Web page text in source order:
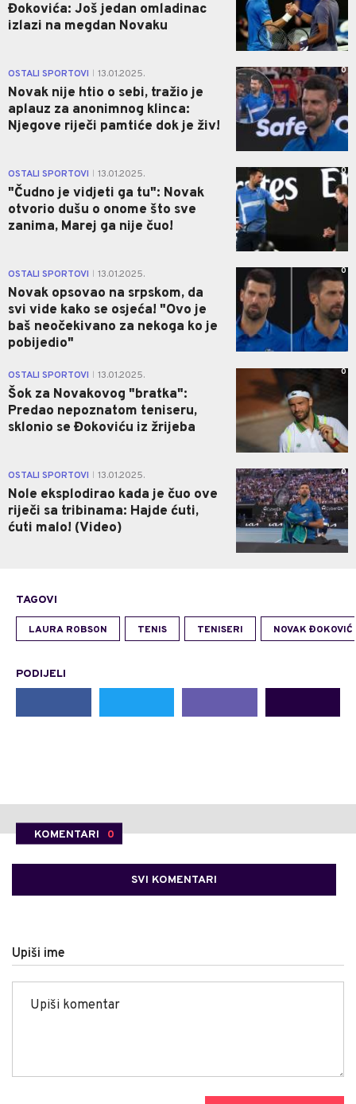
Đokovića: Još jedan omladinac
izlazi na megdan Novaku
OSTALI SPORTOVI 13.01.2025.
Novak nije htio o sebi, tražio je
aplauz za anonimnog klinca:
Njegove riječi pamtiće dok je živ!
0
OSTALI SPORTOVI 13.01.2025.
"Čudno je vidjeti ga tu": Novak
otvorio dušu o onome što sve
zanima, Marej ga nije čuo!
0
OSTALI SPORTOVI 13.01.2025.
Novak opsovao na srpskom, da
svi vide kako se osjeća! "Ovo je
baš neočekivano za nekoga ko je
pobijedio"
0
OSTALI SPORTOVI 13.01.2025.
Šok za Novakovog "bratka":
Predao nepoznatom teniseru,
sklonio se Đokoviću iz žrijeba
0
OSTALI SPORTOVI 13.01.2025.
Nole eksplodirao kada je čuo ove
riječi sa tribinama: Hajde ćuti,
ćuti malo! (Video)
0
TAGOVI
LAURA ROBSON TENIS TENISERI NOVAK ĐOKOVIĆ
PODIJELI
KOMENTARI 0
SVI KOMENTARI
Upiši ime